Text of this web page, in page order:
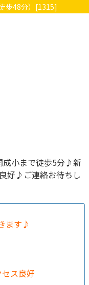
歩48分）[1315]
小まで徒歩5分♪新
好♪ご連絡お待ちし
ます♪
ス良好